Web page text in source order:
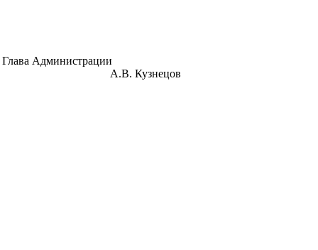
Глава Администрации
А.В. Кузнецов